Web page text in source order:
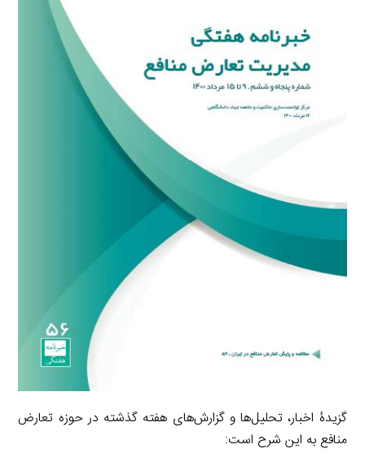
گزیدۀ اخبار، تحلیل‌ها و گزارش‌های هفته گذشته در حوزه تعارض
منافع به این شرح است: